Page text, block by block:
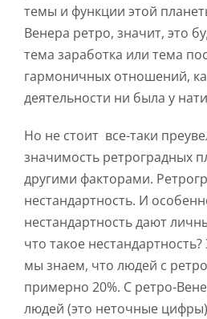
темы и функции этой
Венера ретро, значит, это
тема заработка или тема
гармоничных отношений,
деятельности ни была у
Но не стоит все-таки
значимость ретроградных
другими факторами.
нестандартность. И
нестандартность дают
что такое
мы знаем, что людей с
примерно 20%. С ретро-
людей (это неточные